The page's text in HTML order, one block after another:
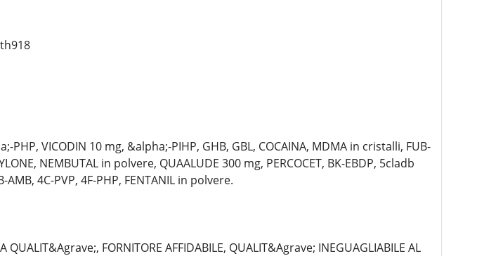
PHP, VICODIN 10 mg, &alpha;-PIHP, GHB, GBL, COCAINA, MDMA in cristalli, FUB-
NEMBUTAL in polvere, QUAALUDE 300 mg, PERCOCET, BK-EBDP, 5cladb
AMB, 4C-PVP, 4F-PHP, FENTANIL in polvere.
QUALIT&Agrave;, FORNITORE AFFIDABILE, QUALIT&Agrave; INEGUAGLIABILE AL